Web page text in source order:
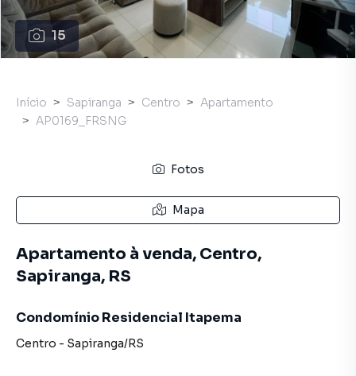
15
Início Sapiranga Centro
Apartamento
AP0169_FRSNG
Fotos
Mapa
Apartamento à venda, Centro,
Sapiranga, RS
Condomínio Residencial Itapema
Centro - Sapiranga/RS